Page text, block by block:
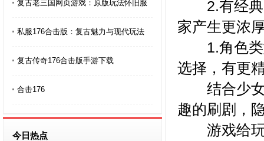
复古老三国网页游戏：原版玩法怀旧服
私服176合击版：复古魅力与现代玩法
复古传奇176合击版手游下载
合击176
今日热点
2.有经典
家产生更浓
1.角色类
选择，有更
结合少女
趣的刷剧，
游戏给玩